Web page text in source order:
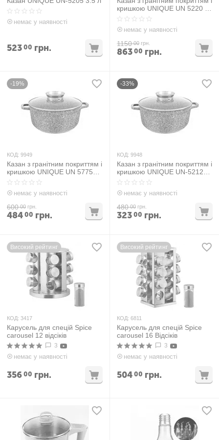
немає у наявності
52300 грн.
кришкою UNIQUE UN 5220 10
л
немає у наявності
1150 00 грн.
86300 грн.
-19%
КОД: 9949
Казан з гранітним покриттям і
кришкою UNIQUE UN 5775
3.2 л
немає у наявності
600 00 грн.
48400 грн.
-33%
КОД: 9948
Казан з гранітним покриттям і
кришкою UNIQUE UN-5212
1.2 л
немає у наявності
480 00 грн.
32300 грн.
Високий рейтинг
КОД: 3417
Карусель для спецій Spice
carousel 12 відсіків
3
немає у наявності
35600 грн.
Високий рейтинг
КОД: 6811
Карусель для спецій Spice
carousel 16 Відсіків
3
немає у наявності
50400 грн.